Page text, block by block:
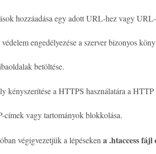
hozzáadása egy adott URL-hez vagy
védelem engedélyezése a szerver bizonyos
betöltése.
kényszerítése a HTTPS használatára a HTTP
címek vagy tartományok blokkolása.
végigvezetjük a lépéseken a .htaccess fájl